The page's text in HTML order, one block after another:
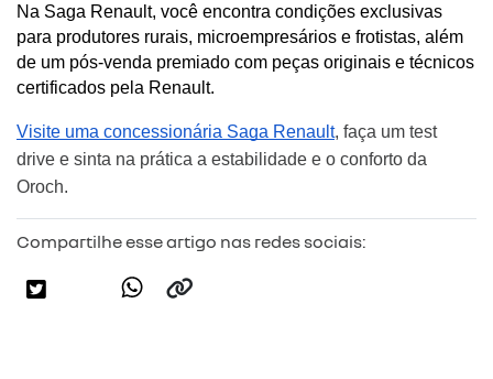
Na Saga Renault, você encontra condições exclusivas
para produtores rurais, microempresários e frotistas, além
de um pós-venda premiado com peças originais e técnicos
certificados pela Renault.
Visite uma concessionária Saga Renault, faça um test
drive e sinta na prática a estabilidade e o conforto da
Oroch.
Compartilhe esse artigo nas redes sociais: